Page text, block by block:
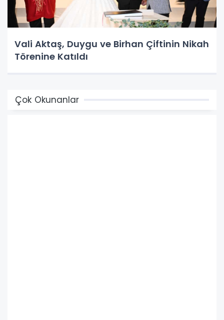
Vali Aktaş, Duygu ve Birhan Çiftinin Nikah
Törenine Katıldı
Çok Okunanlar